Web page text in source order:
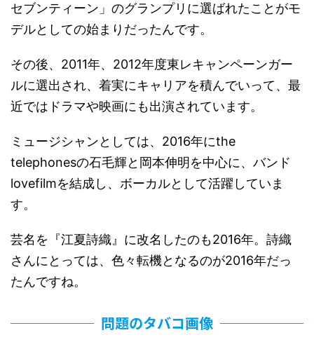
セブンティーン」のグランプリに選ばれたことがモ
デルとしての始まりだったんです。
その後、2011年、2012年度東レキャンペーンガー
ルに選出され、着実にキャリアを積んでいって、最
近ではドラマや映画にも出演されています。
ミュージシャンとしては、2016年にthe
telephonesの石毛輝と岡本伸明を中心に、バンド
lovefilmを結成し、ボーカルとして活躍していま
す。
芸名を『江夏詩織』に改名したのも2016年。詩織
さんにとっては、色々転機となるのが2016年だっ
たんですね。
問題のタバコ画像